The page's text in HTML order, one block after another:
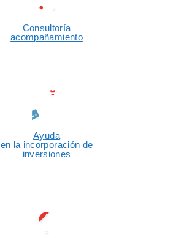
Consultoría
acompañamiento
Ayuda
en la incorporación de
inversiones